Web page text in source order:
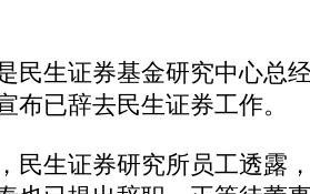
生证券基金研究中心总
布已辞去民生证券工作。
生证券研究所员工透露